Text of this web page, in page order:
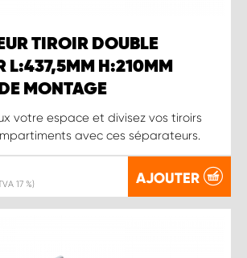
TIROIR DOUBLE
L:437,5MM H:210MM
MONTAGE
votre espace et divisez vos tiroirs
avec ces séparateurs.
17 %) AJOUTER